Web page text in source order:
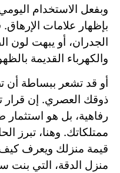
وبفعل الاستخدام
بإظهار علامات
الجدران، أو يبهت لون
والكهرباء القديمة
أو قد تشعر ببساطة
ذوقك العصري. إن
رفاهية، بل هو
ممتلكاتك. وهنا، تبرز
قيمة منزلك ويعرف
منزل الدقة، التي بنت